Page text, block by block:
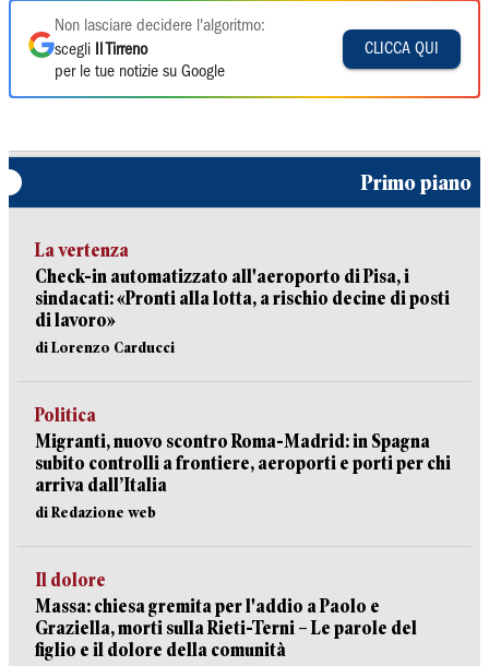
Non lasciare decidere l'algoritmo:
scegli
Il Tirreno
per le tue notizie su Google
CLICCA QUI
Primo piano
La vertenza
Check-in automatizzato all'aeroporto di Pisa, i
sindacati: «Pronti alla lotta, a rischio decine di posti
di lavoro»
di Lorenzo Carducci
Politica
Migranti, nuovo scontro Roma-Madrid: in Spagna
subito controlli a frontiere, aeroporti e porti per chi
arriva dall’Italia
di Redazione web
Il dolore
Massa: chiesa gremita per l'addio a Paolo e
Graziella, morti sulla Rieti-Terni – Le parole del
figlio e il dolore della comunità